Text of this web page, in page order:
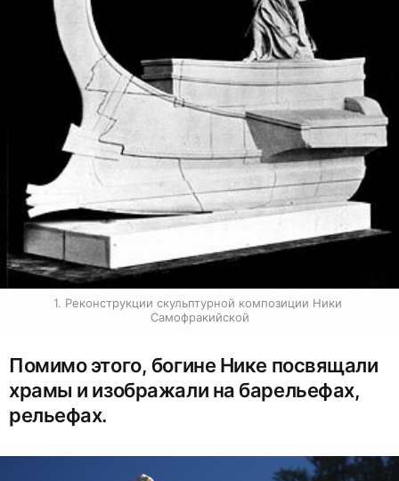
1. Реконструкции скульптурной композиции Ники
Самофракийской
Помимо этого, богине Нике посвящали
храмы и изображали на барельефах,
рельефах.